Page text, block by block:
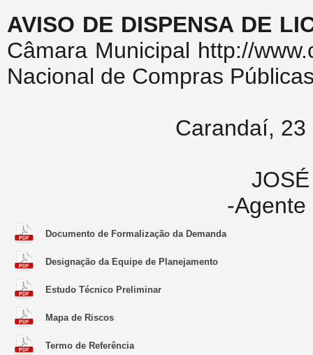
AVISO DE DISPENSA DE
Câmara Municipal http://
Nacional de Compras
Carandaí,
-Agente
Documento de Formalização da Demanda
Designação da Equipe de Planejamento
Estudo Técnico Preliminar
Mapa de Riscos
Termo de Referência